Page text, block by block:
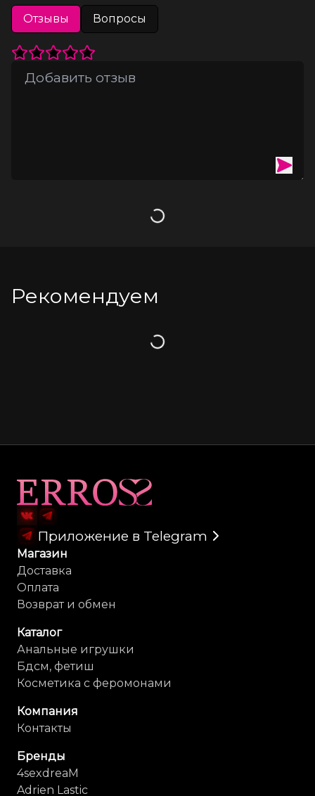
Отзывы Вопросы
Загрузка
Рекомендуем
Загрузка
Приложение в Telegram
Магазин
Доставка
Оплата
Возврат и обмен
Каталог
Анальные игрушки
Бдсм, фетиш
Косметика с феромонами
Компания
Контакты
Бренды
4sexdreaM
Adrien Lastic
Карта сайта